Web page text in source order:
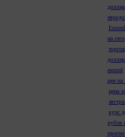
на
eurusd
цен на
цена
курс
рубля